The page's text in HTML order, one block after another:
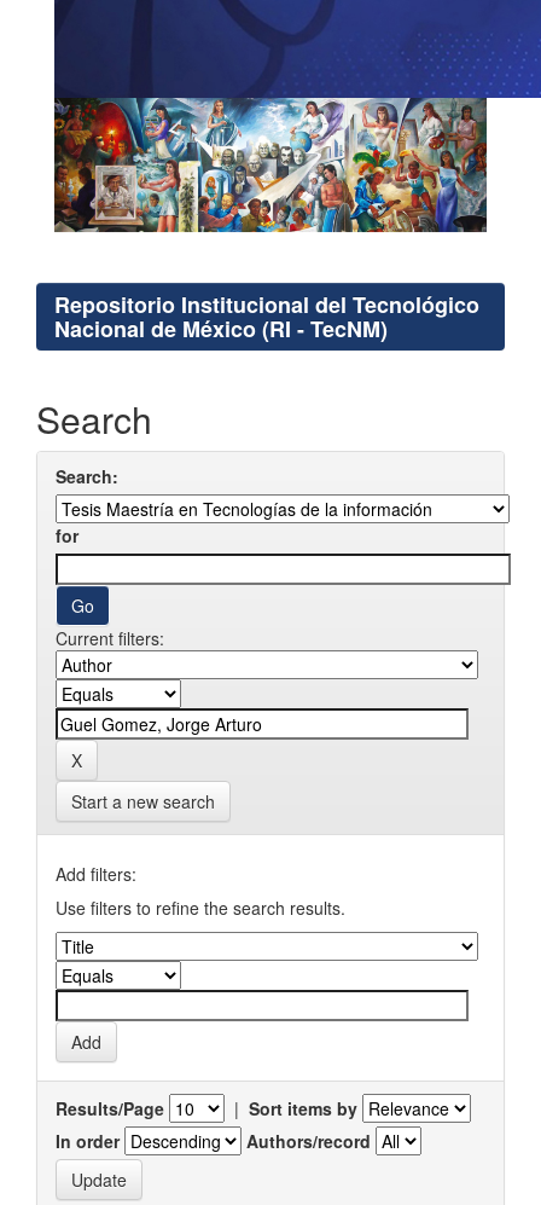
Repositorio Institucional del Tecnológico
Nacional de México (RI - TecNM)
Search
Search:
for
Current filters:
Start a new search
Add filters:
Use filters to refine the search results.
Results/Page | Sort items by
In order
Authors/record